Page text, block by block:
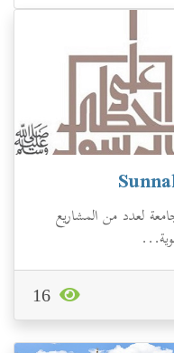
لعدد من المشاريع